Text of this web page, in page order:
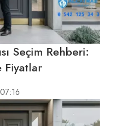
Seçim Rehberi:
Fiyatlar